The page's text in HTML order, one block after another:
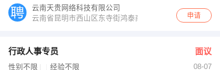
云南天贵网络科技有限公司
云南省昆明市西山区东寺街鸿泰商厦3层1-18轴3层
申请
行政人事专员 面议
性别不限 经验不限
08-07